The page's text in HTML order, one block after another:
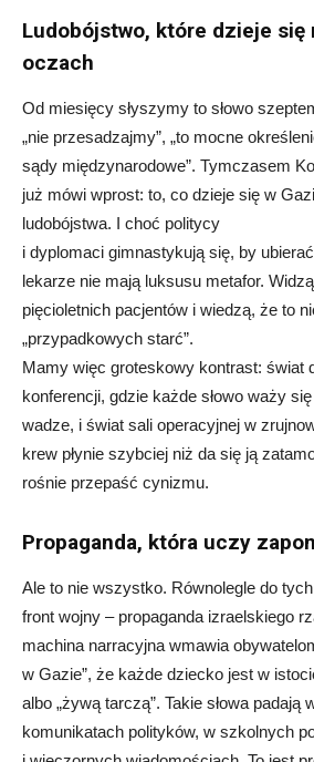
Ludobójstwo, które dzieje się
oczach
Od miesięcy słyszymy to słowo
„nie przesadzajmy”, „to mocne
sądy międzynarodowe”. Tymczasem
już mówi wprost: to, co dzieje się w
ludobójstwa. I choć politycy
i dyplomaci gimnastykują się, by
lekarze nie mają luksusu metafor.
pięcioletnich pacjentów i wiedzą, że to
„przypadkowych starć”.
Mamy więc groteskowy kontrast: świat
konferencji, gdzie każde słowo waży
wadze, i świat sali operacyjnej w
krew płynie szybciej niż da się ją
rośnie przepaść cynizmu.
Propaganda, która uczy
Ale to nie wszystko. Równolegle do
front wojny – propaganda izraelskiego
machina narracyjna wmawia
w Gazie”, że każde dziecko jest w
albo „żywą tarczą”. Takie słowa padają
komunikatach polityków, w szkolnych